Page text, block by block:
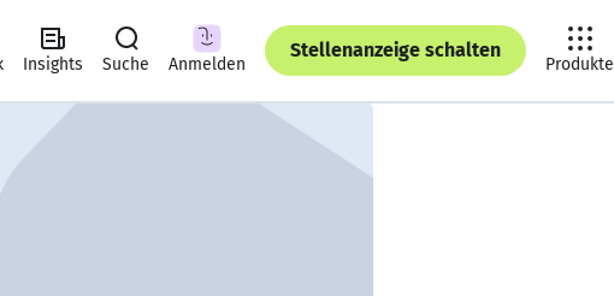
Insights Suche Anmelden
Stellenanzeige schalten
Produkte